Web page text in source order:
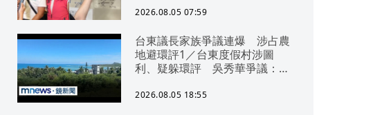
2026.08.05 07:59
台東議長家族爭議連爆 涉占農
地避環評1／台東度假村涉圖
利、疑躲環評 吳秀華爭議：概
2026.08.05 18:55